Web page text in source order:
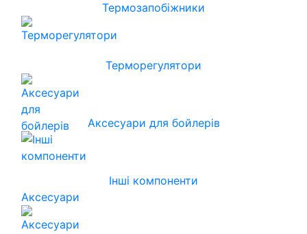
Термозапобіжники
Терморегулятори
Аксесуари для бойлерів
Інші компоненти
Аксесуари